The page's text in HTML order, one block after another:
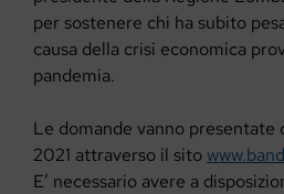
per sostenere chi ha subito
causa della crisi economica
pandemia.
Le domande vanno presentate
2021 attraverso il sito
E’ necessario avere a